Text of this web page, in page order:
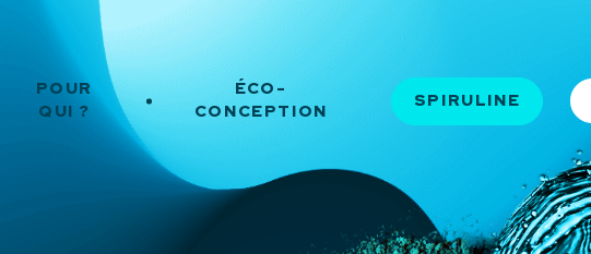
POUR
QUI ?
ÉCO-
CONCEPTION
SPIRULINE